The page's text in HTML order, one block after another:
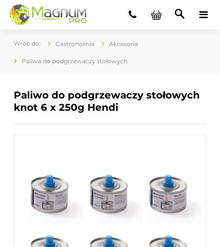
Gastronomia Akcesoria
Paliwa do podgrzewaczy stołowych
Paliwo do podgrzewaczy stołowych
knot 6 x 250g Hendi